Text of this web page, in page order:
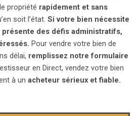
propriété rapidement et sans
soit l’état. Si votre bien nécessite
présente des défis administratifs,
Pour vendre votre bien de
délai, remplissez notre formulaire
en Direct, vendez votre bien
à un acheteur sérieux et fiable.